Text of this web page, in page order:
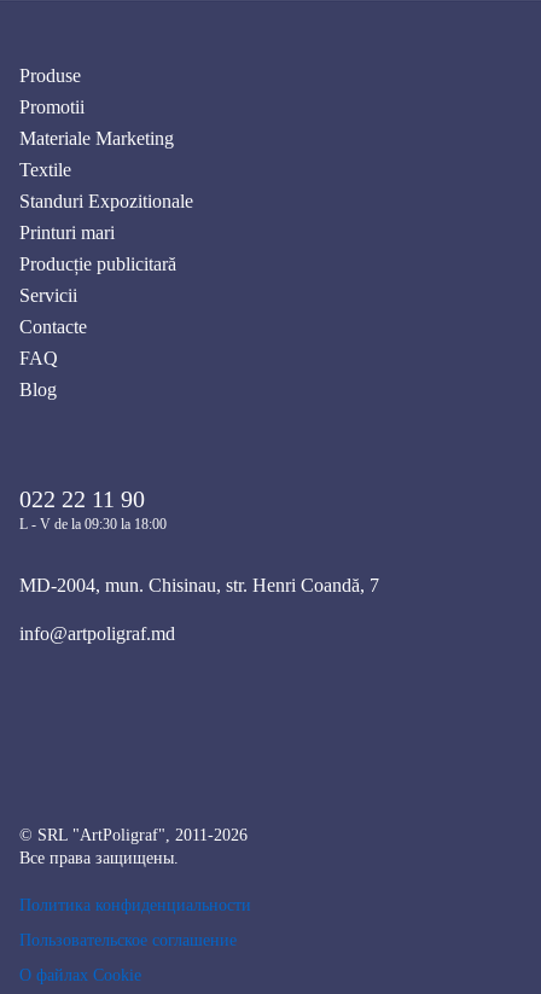
Produse
Promotii
Materiale Marketing
Textile
Standuri Expozitionale
Printuri mari
Producție publicitară
Servicii
Contacte
FAQ
Blog
022 22 11 90
L - V de la 09:30 la 18:00
MD-2004, mun. Chisinau, str. Henri Coandă, 7
info@artpoligraf.md
© SRL "ArtPoligraf", 2011-2026
Все права защищены.
Политика конфиденциальности
Пользовательское соглашение
О файлах Cookie